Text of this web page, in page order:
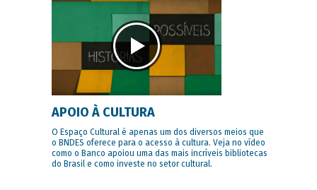
APOIO À CULTURA
O Espaço Cultural é apenas um dos diversos meios que
o BNDES oferece para o acesso à cultura. Veja no vídeo
como o Banco apoiou uma das mais incríveis bibliotecas
do Brasil e como investe no setor cultural.